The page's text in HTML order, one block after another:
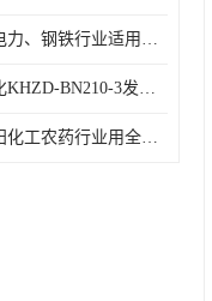
化工、电力、钢铁行业适用冷却冷凝蒸发加热不锈钢可拆式板式换热器
湖南怀化KHZD-BN210-3发动机柴油冷却钎焊机板式热交换器
湖南衡阳化工农药行业用全焊接板式冷凝器专业定制